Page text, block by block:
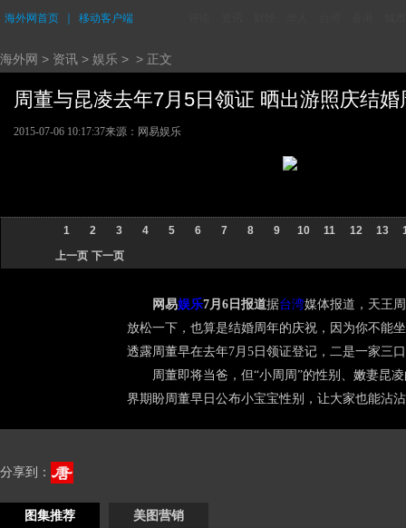
海外网首页 移动客户端
海外网 > 资讯 > 娱乐 > > 正文
周董与昆凌去年7月5日领证 晒出游照庆结
2015-07-06 10:17:37来源：网易娱乐
1 2 3 4 5 6 7 8 9 10 11 12 13
上一页 下一页
网易娱乐7月6日报道据台湾媒体报道，天王
放松一下，也算是结婚周年的庆祝，因为你不能
透露周董早在去年7月5日领证登记，二是一家三
周董即将当爸，但“小周周”的性别、嫩妻昆凌
界期盼周董早日公布小宝宝性别，让大家也能沾
分享到：
图集推荐 美图营销